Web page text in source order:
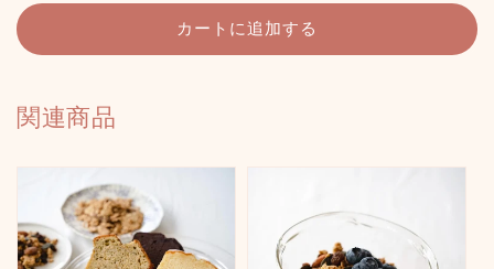
カートに追加する
関連商品